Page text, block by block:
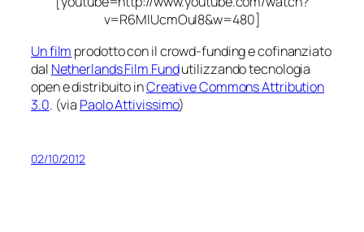
v=R6MlUcmOul8&w=480]
Un film prodotto con il crowd-funding e cofinanziato
dal Netherlands Film Fundutilizzando tecnologia
open e distribuito inCreative Commons Attribution
3.0. (via Paolo Attivissimo)
02/10/2012